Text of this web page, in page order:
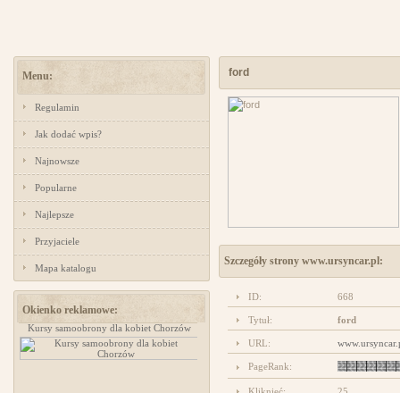
Menu:
Regulamin
Jak dodać wpis?
Najnowsze
Popularne
Najlepsze
Przyjaciele
Mapa katalogu
Okienko reklamowe:
Kursy samoobrony dla kobiet Chorzów projektowanie stron www
ford
Szczegóły strony www.ursyncar.pl:
ID: 668
Tytuł: ford
URL:
PageRank: